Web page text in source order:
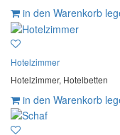
in den Warenkorb
Hotelzimmer
Hotelzimmer, Hotelbetten
in den Warenkorb